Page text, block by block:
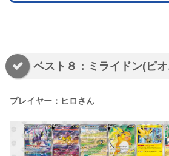
ベスト８：ミライドン(ピ
プレイヤー：ヒロさん